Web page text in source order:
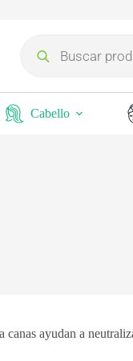
Cabello
canas ayudan a